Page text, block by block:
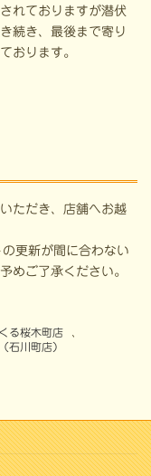
れておりますが潜伏
続き、最後まで寄り
おります。
ただき、店舗へお越
更新が間に合わない
めご了承ください。
る桜木町店
石川町店）